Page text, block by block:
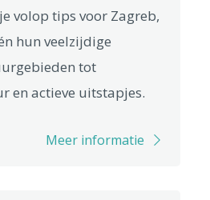
volop tips voor Zagreb,
hun veelzijdige
tot
en actieve uitstapjes.
Meer informatie